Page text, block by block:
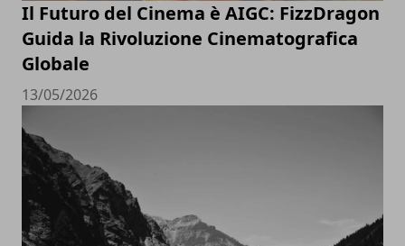
Il Futuro del Cinema è AIGC: FizzDragon
Guida la Rivoluzione Cinematografica
Globale
13/05/2026